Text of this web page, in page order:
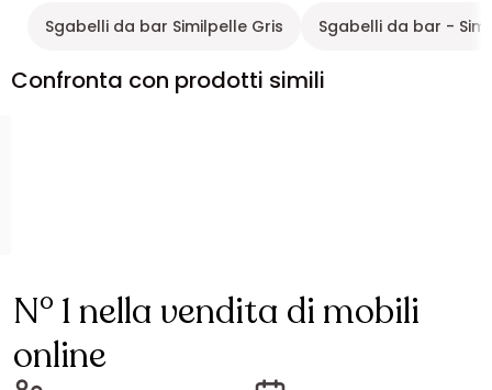
Sgabelli da bar Similpelle Gris Sgabelli da bar -
Confronta con prodotti simili
N° 1 nella vendita di mobili
online